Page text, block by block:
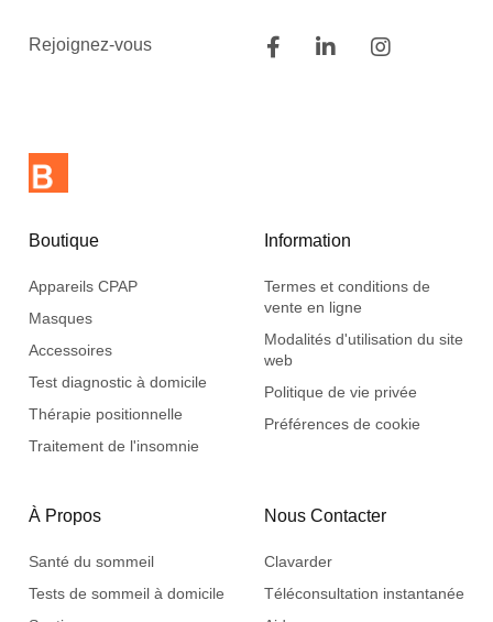
Rejoignez-vous
Boutique
Appareils CPAP
Masques
Accessoires
Test diagnostic à domicile
Thérapie positionnelle
Traitement de l'insomnie
Information
Termes et conditions de
vente en ligne
Modalités d'utilisation du site
web
Politique de vie privée
Préférences de cookie
À Propos
Santé du sommeil
Tests de sommeil à domicile
Nous Contacter
Clavarder
Téléconsultation instantanée